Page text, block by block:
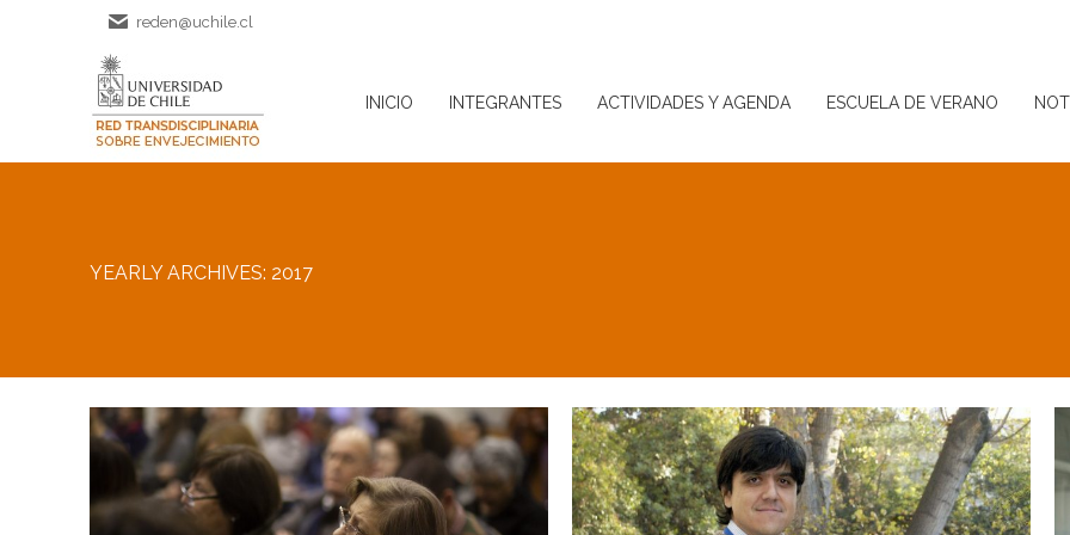
reden@uchile.cl
INICIO INTEGRANTES ACTIVIDADES Y AGENDA ESCUELA DE VERANO
YEARLY ARCHIVES: 2017